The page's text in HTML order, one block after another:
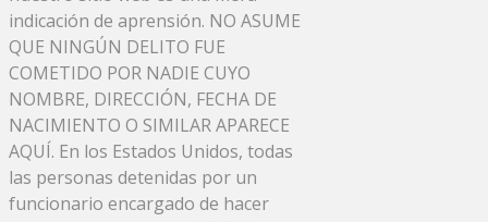
indicación de aprensión. NO ASUME
QUE NINGÚN DELITO FUE
COMETIDO POR NADIE CUYO
NOMBRE, DIRECCIÓN, FECHA DE
NACIMIENTO O SIMILAR APARECE
AQUÍ. En los Estados Unidos, todas
las personas detenidas por un
funcionario encargado de hacer